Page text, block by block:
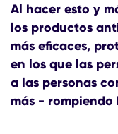
Al hacer esto y
los productos
más eficaces,
en los que las
a las personas
más - rompiendo